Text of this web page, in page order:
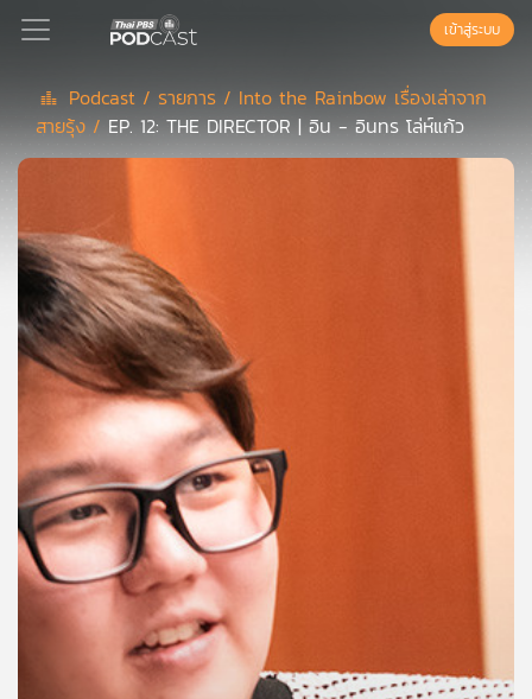
Podcast
ย์
ลิ
แนะนำ
สต์
ของ
คุณ
เข้าสู่ระบบ
Podcast / รายการ / Into the Rainbow เรื่องเล่าจาก
สายรุ้ง / EP. 12: THE DIRECTOR | อิน - อินทร โล่ห์แก้ว